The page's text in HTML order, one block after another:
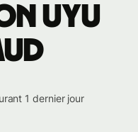
UYU
1 dernier jour